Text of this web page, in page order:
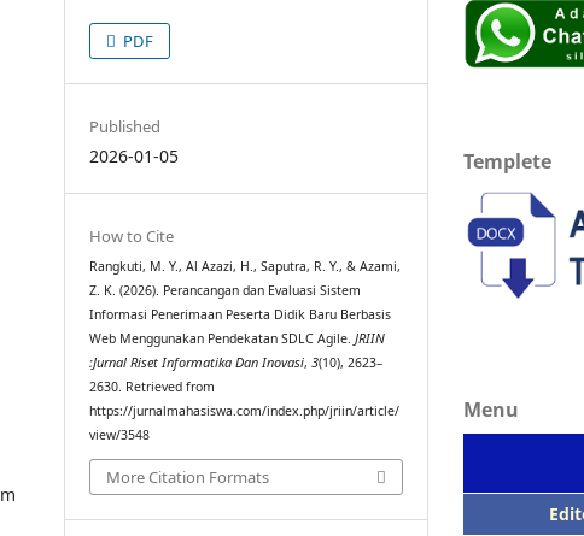
PDF
Published
2026-01-05
How to Cite
Rangkuti, M. Y., Al Azazi, H., Saputra, R. Y., & Azami,
Z. K. (2026). Perancangan dan Evaluasi Sistem
Informasi Penerimaan Peserta Didik Baru Berbasis
Web Menggunakan Pendekatan SDLC Agile.JRIIN
:Jurnal Riset Informatika Dan Inovasi,3(10), 2623–
2630. Retrieved from
https://jurnalmahasiswa.com/index.php/jriin/article/
view/3548
More Citation Formats
Templete
Menu